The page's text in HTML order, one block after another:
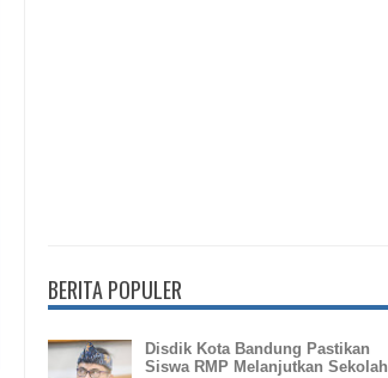
BERITA POPULER
Disdik Kota Bandung Pastikan
Siswa RMP Melanjutkan Sekolah